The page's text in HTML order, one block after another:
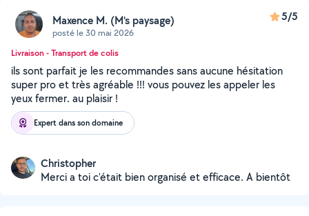
Maxence M. (M's paysage)
posté le 30 mai 2026
5/5
Livraison - Transport de colis
ils sont parfait je les recommandes sans aucune hésitation
super pro et très agréable !!! vous pouvez les appeler les
yeux fermer. au plaisir !
Expert dans son domaine
Christopher
Merci a toi c'était bien organisé et efficace. A bientôt